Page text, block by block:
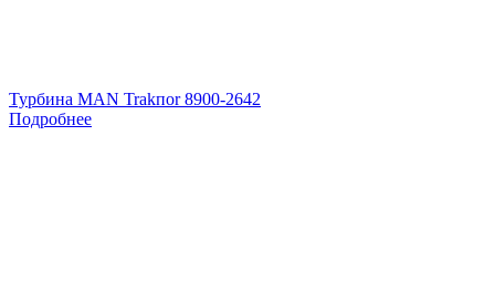
Турбина MAN Trakпоr 8900-2642
Подробнее